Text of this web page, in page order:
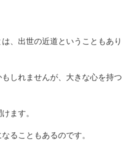
は、出世の近道ということもあり
しれませんが、大きな心を持つ
ます。
ることもあるのです。